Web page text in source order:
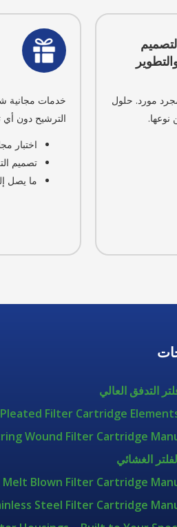
مورد. حلول
خدمات مجانية
الترشيح دون أي
اختبار
تصميم
ما يصل إلى 2 عينات
التدفق العالي
Filter Cartridge
Wound Filter Cartridge
الغشائي
Melt Blown Filter Cartridge
Steel Filter Cartridge